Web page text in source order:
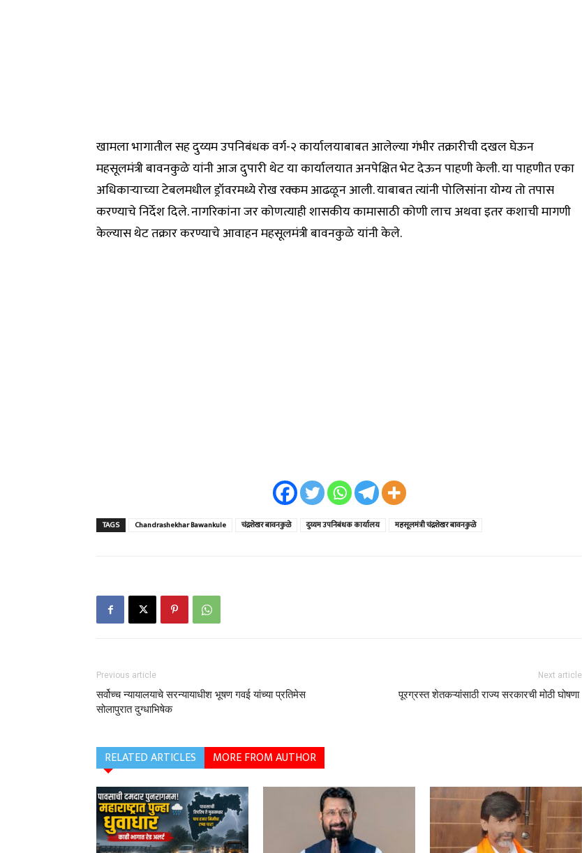
खामला भागातील सह दुय्यम उपनिबंधक वर्ग-२ कार्यालयाबाबत आलेल्या गंभीर तक्रारीची दखल घेऊन
महसूलमंत्री बावनकुळे यांनी आज दुपारी थेट या कार्यालयात अनपेक्षित भेट देऊन पाहणी केली. या पाहणीत एका
अधिकाऱ्याच्या टेबलमधील ड्रॉवरमध्ये रोख रक्कम आढळून आली. याबाबत त्यांनी पोलिसांना योग्य तो तपास
करण्याचे निर्देश दिले. नागरिकांना जर कोणत्याही शासकीय कामासाठी कोणी लाच अथवा इतर कशाची मागणी
केल्यास थेट तक्रार करण्याचे आवाहन महसूलमंत्री बावनकुळे यांनी केले.
TAGS Chandrashekhar Bawankule चंद्रशेखर बावनकुळे दुय्यम उपनिबंधक कार्यालय महसूलमंत्री चंद्रशेखर बावनकुळे
Previous article
सर्वोच्च न्यायालयाचे सरन्यायाधीश भूषण गवई यांच्या प्रतिमेस
सोलापुरात दुग्धाभिषेक
Next article
पूरग्रस्त शेतकऱ्यांसाठी राज्य सरकारची मोठी घोषणा
RELATED ARTICLES MORE FROM AUTHOR